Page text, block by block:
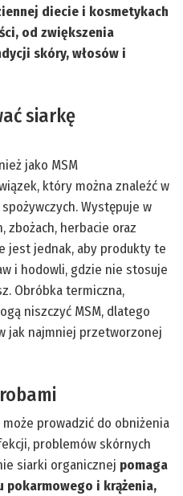
diecie i kosmetykach
od zwiększenia
skóry, włosów i
siarkę
jako MSM
który można znaleźć w
Występuje w
zbożach, herbacie oraz
jest jednak, aby produkty te
i hodowli, gdzie nie stosuje
Obróbka termiczna,
niszczyć MSM, dlatego
jak najmniej przetworzonej
prowadzić do obniżenia
problemów skórnych
siarki organicznej pomaga
pokarmowego i krążenia,